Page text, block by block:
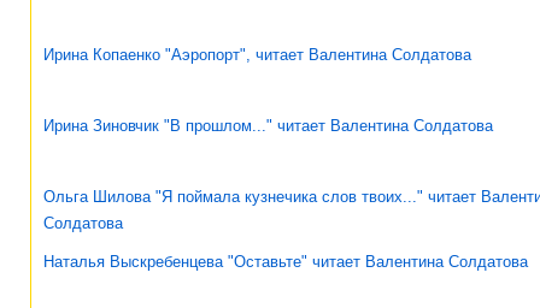
Ирина Копаенко "Аэропорт", читает Валентина Солдатова
Ирина Зиновчик "В прошлом..." читает Валентина Солдатова
Ольга Шилова "Я поймала кузнечика слов твоих..." читает
Солдатова
Наталья Выскребенцева "Оставьте" читает Валентина Солдатова